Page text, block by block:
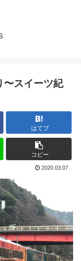
〜スイーツ紀
はてブ
コピー
2020.03.07